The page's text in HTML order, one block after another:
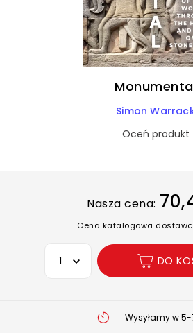
Simon
Oceń produkt
Nasza cena:
Cena katalogowa
Wybierz opcję
DO
Wysyłamy w